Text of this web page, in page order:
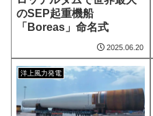
のSEP起重機船
「Boreas」命名式
2025.06.20
洋上風力発電